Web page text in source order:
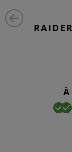
À